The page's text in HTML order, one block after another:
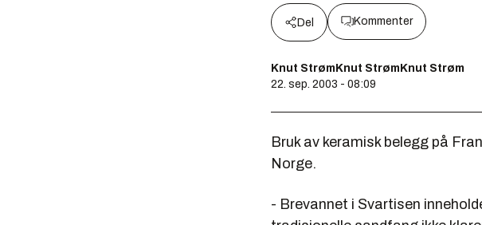
Del Kommenter
Knut StrømKnut StrømKnut Strøm
22. sep. 2003 - 08:09
Bruk av keramisk belegg på
Norge.
- Brevannet i Svartisen